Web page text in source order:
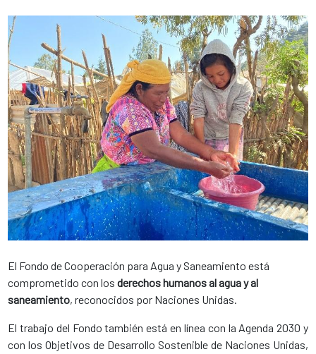
El Fondo de Cooperación para Agua y Saneamiento está
comprometido con los derechos humanos al agua y al
saneamiento, reconocidos por Naciones Unidas.
El trabajo del Fondo también está en línea con la Agenda 2030 y
con los Objetivos de Desarrollo Sostenible de Naciones Unidas,